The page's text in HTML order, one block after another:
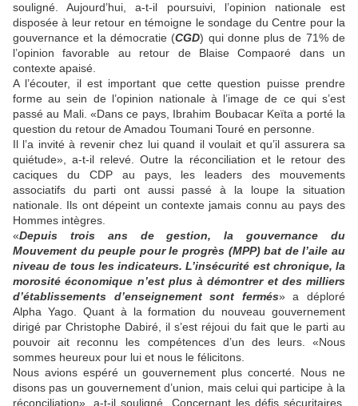
souligné. Aujourd’hui, a-t-il poursuivi, l’opinion nationale est
disposée à leur retour en témoigne le sondage du Centre pour la
gouvernance et la démocratie (CGD) qui donne plus de 71% de
l’opinion favorable au retour de Blaise Compaoré dans un
contexte apaisé.
A l’écouter, il est important que cette question puisse prendre
forme au sein de l’opinion nationale à l’image de ce qui s’est
passé au Mali. «Dans ce pays, Ibrahim Boubacar Keïta a porté la
question du retour de Amadou Toumani Touré en personne.
Il l’a invité à revenir chez lui quand il voulait et qu’il assurera sa
quiétude», a-t-il relevé. Outre la réconciliation et le retour des
caciques du CDP au pays, les leaders des mouvements
associatifs du parti ont aussi passé à la loupe la situation
nationale. Ils ont dépeint un contexte jamais connu au pays des
Hommes intègres.
«Depuis trois ans de gestion, la gouvernance du
Mouvement du peuple pour le progrès (MPP) bat de l’aile au
niveau de tous les indicateurs. L’insécurité est chronique, la
morosité économique n’est plus à démontrer et des milliers
d’établissements d’enseignement sont fermés» a déploré
Alpha Yago. Quant à la formation du nouveau gouvernement
dirigé par Christophe Dabiré, il s’est réjoui du fait que le parti au
pouvoir ait reconnu les compétences d’un des leurs. «Nous
sommes heureux pour lui et nous le félicitons.
Nous avions espéré un gouvernement plus concerté. Nous ne
disons pas un gouvernement d’union, mais celui qui participe à la
réconciliation», a-t-il souligné. Concernant les défis sécuritaires,